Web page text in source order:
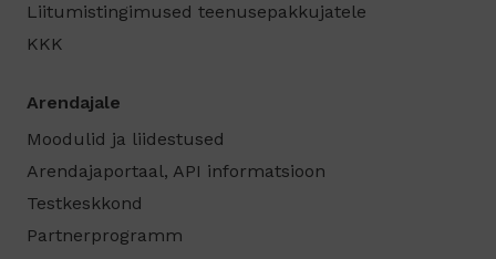
Liitumistingimused teenusepakkujatele
KKK
Arendajale
Moodulid ja liidestused
Arendajaportaal, API informatsioon
Testkeskkond
Partnerprogramm